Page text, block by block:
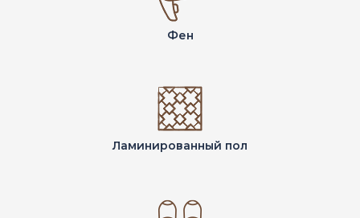
Фен
Ламинированный пол